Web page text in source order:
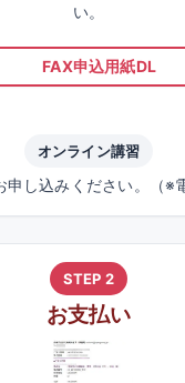
い。
FAX申込用紙DL
オンライン講習
申し込みください。（※
STEP 2
お支払い